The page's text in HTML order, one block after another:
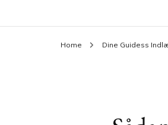
Home Dine Guidess